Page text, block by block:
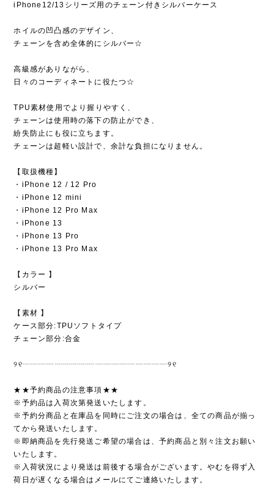
iPhone12/13シリーズ用のチェーン付きシルバーケース
ホイルの凹凸感のデザイン、
チェーンを含め全体的にシルバー☆
高級感がありながら、
日々のコーディネートに役たつ☆
TPU素材使用でより握りやすく、
チェーンは使用時の落下の防止ができ、
紛失防止にも役に立ちます。
チェーンは超軽い設計で、余計な負担になりません。
【取扱機種】
・iPhone 12 / 12 Pro
・iPhone 12 mini
・iPhone 12 Pro Max
・iPhone 13
・iPhone 13 Pro
・iPhone 13 Pro Max
【カラー 】
シルバー
【素材 】
ケース部分:TPUソフトタイプ
チェーン部分:合金
୨୧┈┈┈┈┈┈┈┈┈┈┈┈┈┈┈┈┈┈୨୧
★★予約商品の注意事項★★
※予約品は入荷次第発送いたします。
※予約分商品と在庫品を同時にご注文の場合は、全ての商品が揃っ
てから発送いたします。
※即納商品を先行発送ご希望の場合は、予約商品と別々注文お願い
いたします。
※入荷状況により発送は前後する場合がございます。やむを得ず入
荷日が遅くなる場合はメールにてご連絡いたします。